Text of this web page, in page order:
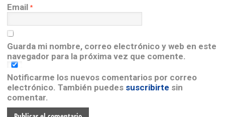
Email *
Guarda mi nombre, correo electrónico y web en este
navegador para la próxima vez que comente.
Notificarme los nuevos comentarios por correo
electrónico. También puedes suscribirte sin
comentar.